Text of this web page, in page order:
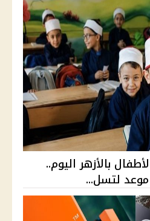
بالأزهر اليوم..
موعد لتسل...